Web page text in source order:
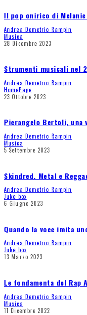
Il pop onirico di
Andrea Demetrio Rampin
Musica
28 Dicembre 2023
Strumenti musicali nel
Andrea Demetrio Rampin
HomePage
23 Ottobre 2023
Pierangelo Bertoli, una
Andrea Demetrio Rampin
Musica
5 Settembre 2023
Skindred. Metal e
Andrea Demetrio Rampin
Juke box
6 Giugno 2023
Quando la voce imita
Andrea Demetrio Rampin
Juke box
13 Marzo 2023
Le fondamenta del Rap
Andrea Demetrio Rampin
Musica
11 Dicembre 2022